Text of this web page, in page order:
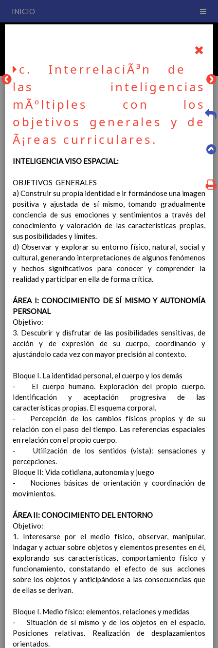
INICIO
CEIP San Fernando
PLAN DE CENTRO
La entrada en vigor del Real Decreto 126/2014, de 28 de
febrero, por el que se establece el currículo básico de la
adecuación de nuestro Plan de Centro a esta normativa, el cual
usted podrá consultar desde este sitio web.
Esperamos que sea de su interés.
Contenido
IntroducciÃ³n
AnÃ¡lisis del Contexto
Proyecto Educativo
Marco Normativo
escolar
LÃ­neas generales de actuaciÃ³n pedagÃ³gica
curriculares, asÃ­ como el tratamiento transversal
en las Ã¡reas de la educaciÃ³n en valores y otras
enseÃ±anzas
noviembre 2019
Objetivos generales 15 noviembre 2019
Ãreas Curriculares
InterrelaciÃ³n de las
inteligencias mÃºltiples
generales y de Ã¡reas
curriculares.
elementos curriculares del 2Âº ciclo de
EvaluaciÃ³n 15 noviembre 2019
InterrelaciÃ³n familiar-centro
educativo
AtenciÃ³n a la diversidad
15 noviembre
2019
ConcreciÃ³n curricular para la
etapa
15 noviembre 2019
Ãrea III: Lenguajes:
c. InterrelaciÃ³n de
las inteligencias
mÃºltiples con los
objetivos generales y de
Ã¡reas curriculares.
INTELIGENCIA VISO ESPACIAL:
OBJETIVOS GENERALES
a) Construir su propia identidad e ir formándose una imagen
positiva y ajustada de sí mismo, tomando gradualmente
conciencia de sus emociones y sentimientos a través del
conocimiento y valoración de las características propias,
sus posibilidades y límites.
d) Observar y explorar su entorno físico, natural, social y
cultural, generando interpretaciones de algunos fenómenos
y hechos significativos para conocer y comprender la
realidad y participar en ella de forma crítica.
ÁREA I: CONOCIMIENTO DE SÍ MISMO Y AUTONOMÍA
PERSONAL
Objetivo:
3. Descubrir y disfrutar de las posibilidades sensitivas, de
acción y de expresión de su cuerpo, coordinando y
ajustándolo cada vez con mayor precisión al contexto.
Bloque I. La identidad personal, el cuerpo y los demás
- El cuerpo humano. Exploración del propio cuerpo.
Identificación y aceptación progresiva de las
características propias. El esquema corporal.
- Percepción de los cambios físicos propios y de su
relación con el paso del tiempo. Las referencias espaciales
en relación con el propio cuerpo.
- Utilización de los sentidos (vista): sensaciones y
percepciones.
Bloque II: Vida cotidiana, autonomía y juego
- Nociones básicas de orientación y coordinación de
movimientos.
ÁREA II: CONOCIMIENTO DEL ENTORNO
Objetivo:
1. Interesarse por el medio físico, observar, manipular,
indagar y actuar sobre objetos y elementos presentes en él,
explorando sus características, comportamiento físico y
funcionamiento, constatando el efecto de sus acciones
sobre los objetos y anticipándose a las consecuencias que
de ellas se derivan.
Bloque I. Medio físico: elementos, relaciones y medidas
- Situación de sí mismo y de los objetos en el espacio.
Posiciones relativas. Realización de desplazamientos
orientados.